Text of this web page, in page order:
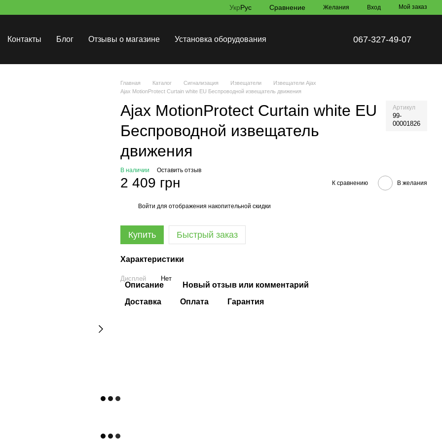
УкрРус Сравнение Желания Вход Мой заказ
Контакты Блог Отзывы о магазине Установка оборудования 067-327-49-07
Главная Каталог Сигнализация Извещатели
Извещатели Ajax
Ajax MotionProtect Curtain white EU Беспроводной извещатель движения
Ajax MotionProtect Curtain white EU
Беспроводной извещатель
движения
Артикул
99-
00001826
В наличии Оставить отзыв
2 409 грн К сравнению В желания
Войти для отображения накопительной скидки
Купить Быстрый заказ
Характеристики
Дисплей Нет
Описание
Новый отзыв или комментарий
Доставка
Оплата Гарантия